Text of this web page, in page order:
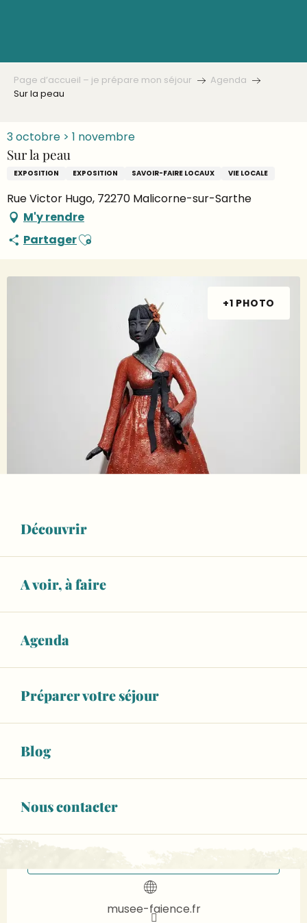
Découvrir
A voir, à faire
Agenda
Préparer votre séjour
Blog
Nous contacter
Page d’accueil – je prépare mon séjour
Agenda
Sur la peau
3 octobre > 1 novembre
Sur la peau
EXPOSITION EXPOSITION SAVOIR-FAIRE LOCAUX VIE LOCALE
Rue Victor Hugo, 72270 Malicorne-sur-Sarthe
M'y rendre
PartagerAjouter aux favoris
+1 PHOTO
Ouverture et coordonnées
3
OCTOBRE NOVEMBRE
CONTACTEZ-NOUS
musee-faience.fr